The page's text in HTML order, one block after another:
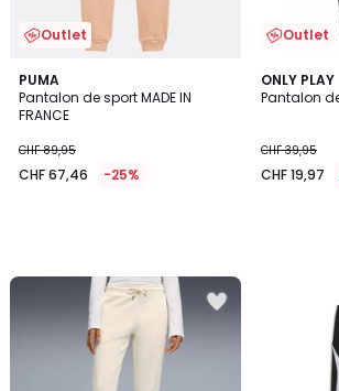
Outlet
PUMA
Pantalon de sport MADE IN
FRANCE
CHF 89,95
CHF 67,46 -25%
Outlet
ONLY PLAY
Pantalon
CHF 39,95
CHF 19,97